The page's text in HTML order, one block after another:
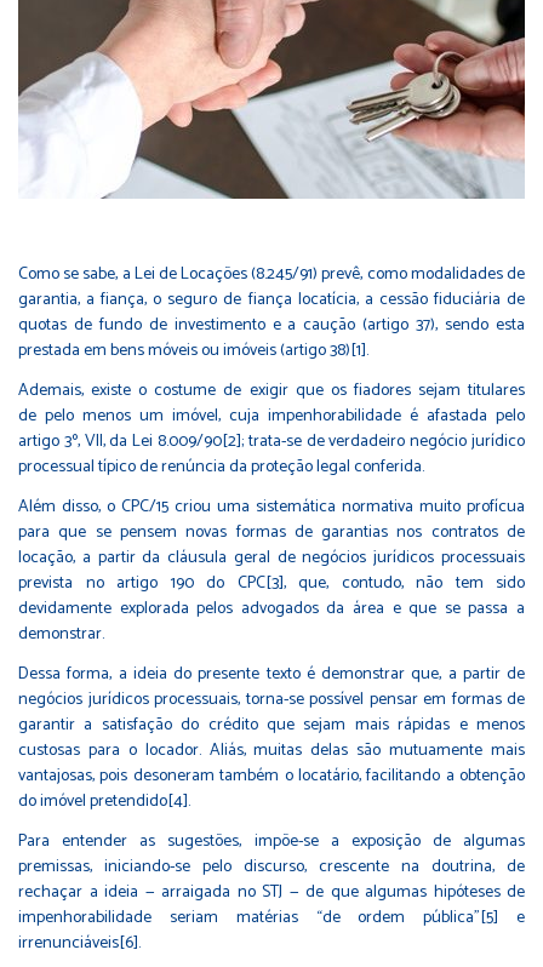
Como se sabe, a Lei de Locações (8.245/91) prevê, como modalidades de
garantia, a fiança, o seguro de fiança locatícia, a cessão fiduciária de
quotas de fundo de investimento e a caução (artigo 37), sendo esta
prestada em bens móveis ou imóveis (artigo 38)[1].
Ademais, existe o costume de exigir que os fiadores sejam titulares
de pelo menos um imóvel, cuja impenhorabilidade é afastada pelo
artigo 3º, VII, da Lei 8.009/90[2]; trata-se de verdadeiro negócio jurídico
processual típico de renúncia da proteção legal conferida.
Além disso, o CPC/15 criou uma sistemática normativa muito profícua
para que se pensem novas formas de garantias nos contratos de
locação, a partir da cláusula geral de negócios jurídicos processuais
prevista no artigo 190 do CPC[3], que, contudo, não tem sido
devidamente explorada pelos advogados da área e que se passa a
demonstrar.
Dessa forma, a ideia do presente texto é demonstrar que, a partir de
negócios jurídicos processuais, torna-se possível pensar em formas de
garantir a satisfação do crédito que sejam mais rápidas e menos
custosas para o locador. Aliás, muitas delas são mutuamente mais
vantajosas, pois desoneram também o locatário, facilitando a obtenção
do imóvel pretendido[4].
Para entender as sugestões, impõe-se a exposição de algumas
premissas, iniciando-se pelo discurso, crescente na doutrina, de
rechaçar a ideia — arraigada no STJ — de que algumas hipóteses de
impenhorabilidade seriam matérias “de ordem pública”[5] e
irrenunciáveis[6].